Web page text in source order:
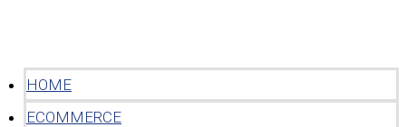
HOME
ECOMMERCE